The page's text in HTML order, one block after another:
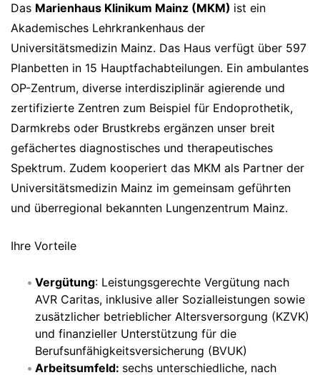
Das Marienhaus Klinikum Mainz (MKM) ist ein
Akademisches Lehrkrankenhaus der
Universitätsmedizin Mainz. Das Haus verfügt über 597
Planbetten in 15 Hauptfachabteilungen. Ein ambulantes
OP-Zentrum, diverse interdisziplinär agierende und
zertifizierte Zentren zum Beispiel für Endoprothetik,
Darmkrebs oder Brustkrebs ergänzen unser breit
gefächertes diagnostisches und therapeutisches
Spektrum. Zudem kooperiert das MKM als Partner der
Universitätsmedizin Mainz im gemeinsam geführten
und überregional bekannten Lungenzentrum Mainz.
Ihre Vorteile
Vergütung: Leistungsgerechte Vergütung nach
AVR Caritas, inklusive aller Sozialleistungen sowie
zusätzlicher betrieblicher Altersversorgung (KZVK)
und finanzieller Unterstützung für die
Berufsunfähigkeitsversicherung (BVUK)
Arbeitsumfeld: sechs unterschiedliche, nach